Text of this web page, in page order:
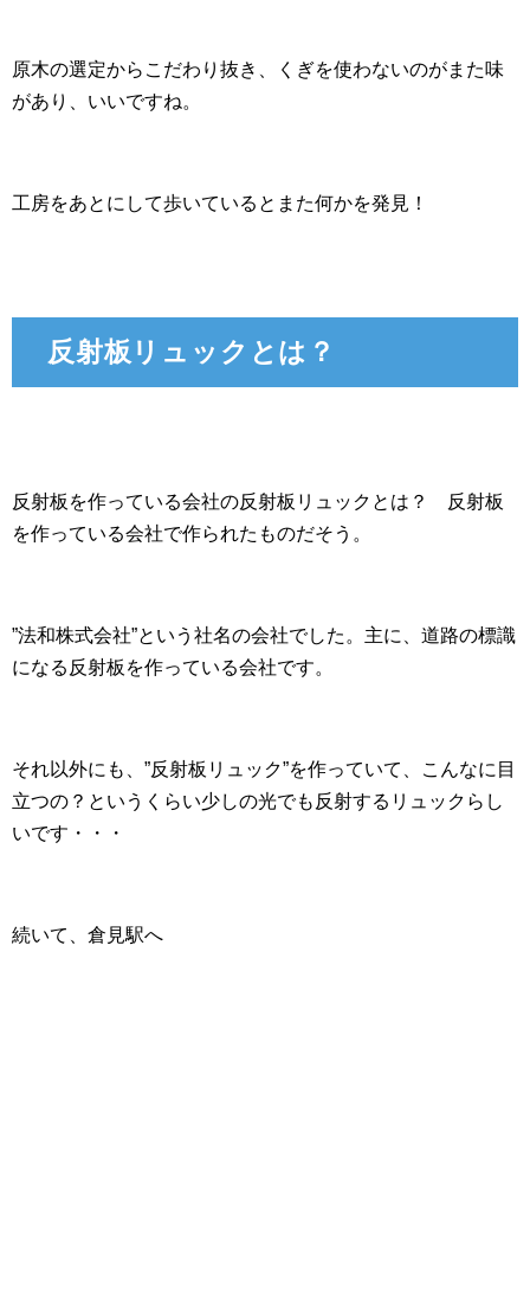
原木の選定からこだわり抜き、くぎを使わないのがまた味
があり、いいですね。
工房をあとにして歩いているとまた何かを発見！
反射板リュックとは？
反射板を作っている会社の反射板リュックとは？ 反射板
を作っている会社で作られたものだそう。
”法和株式会社”という社名の会社でした。主に、道路の標識
になる反射板を作っている会社です。
それ以外にも、”反射板リュック”を作っていて、こんなに目
立つの？というくらい少しの光でも反射するリュックらし
いです・・・
続いて、倉見駅へ